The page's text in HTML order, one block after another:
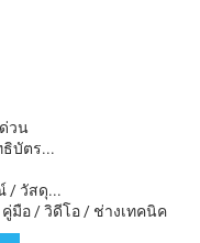
วน
ธิบัตร...
/ วัสดุ...
มือ / วิดีโอ / ช่างเทคนิค